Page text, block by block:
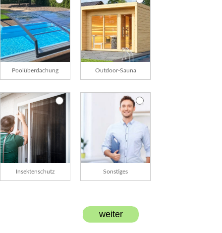
Poolüberdachung Outdoor-Sauna
Insektenschutz Sonstiges
weiter